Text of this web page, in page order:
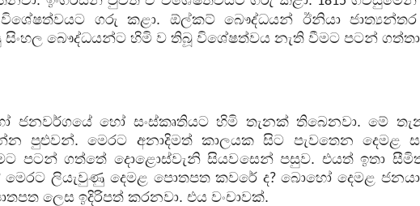
ගරු කළා. ඕල්කට් බෞද්ධයන් ඊනියා
බෞද්ධයන්ට හිමි ව තිබූ විශේෂත්වය නැති වීමට පටන්
ජනවර්ගයේ හෝ සංස්කෘතියට හිමි තැනක් තිබෙනවා. මේ
පුළුවන්. මෙරට අනාදිමත් කාලයක සිට පැවතෙන දෙමළ
පටන් ගත්තේ දොළොස්වැනි සියවසෙන් පසුව. එයත් ඉතා
මෙරට ලියැවුණු දෙමළ පොතපත කවරේ ද?බොහෝ දෙමළ
ලෙස ඉදිරිපත් කරනවා. එය වංචාවක්.